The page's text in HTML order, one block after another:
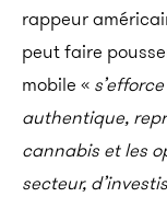
rappeur
peut faire
mobile «
authentique,
cannabis et les
secteur,